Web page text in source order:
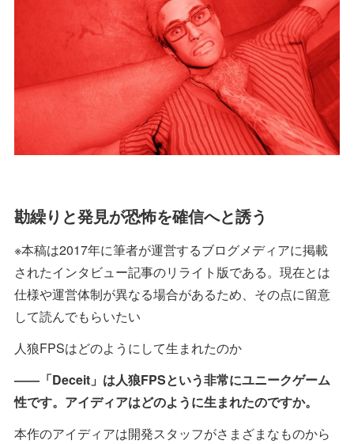
勘繰りと発見が恐怖を確信へと誘う
※本稿は2017年に筆者が運営するブログメディアに掲載
されたインタビュー記事のリライト版である。現在とは
仕様や運営体制が異なる場合があるため、その点に留意
して読んでもらいたい
人狼FPSはどのようにして生まれたのか
――「Deceit」は人狼FPSという非常にユニークゲーム
性です。アイディアはどのように生まれたのですか。
本作のアイディアは開発スタッフがさまざまなものから